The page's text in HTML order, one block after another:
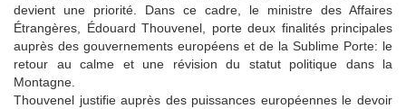
devient une priorité. Dans ce cadre, le ministre des Affaires
Étrangères, Édouard Thouvenel, porte deux finalités principales
auprès des gouvernements européens et de la Sublime Porte: le
retour au calme et une révision du statut politique dans la
Montagne.
Thouvenel justifie auprès des puissances européennes le devoir